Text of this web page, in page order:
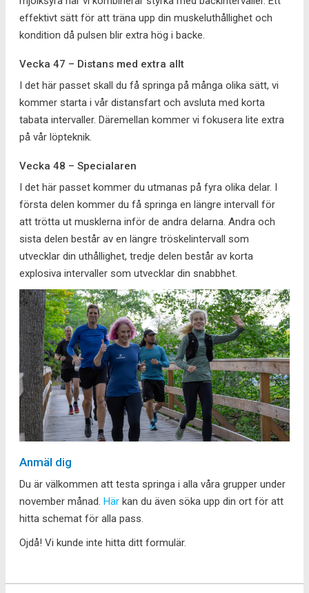
effektivt sätt för att träna upp din muskeluthållighet och
kondition då pulsen blir extra hög i backe.
Vecka 47 – Distans med extra allt
I det här passet skall du få springa på många olika sätt, vi
kommer starta i vår distansfart och avsluta med korta
tabata intervaller. Däremellan kommer vi fokusera lite extra
på vår löpteknik.
Vecka 48 – Specialaren
I det här passet kommer du utmanas på fyra olika delar. I
första delen kommer du få springa en längre intervall för
att trötta ut musklerna inför de andra delarna. Andra och
sista delen består av en längre tröskelintervall som
utvecklar din uthållighet, tredje delen består av korta
explosiva intervaller som utvecklar din snabbhet.
Anmäl dig
Du är välkommen att testa springa i alla våra grupper under
november månad. Här kan du även söka upp din ort för att
hitta schemat för alla pass.
Ojdå! Vi kunde inte hitta ditt formulär.